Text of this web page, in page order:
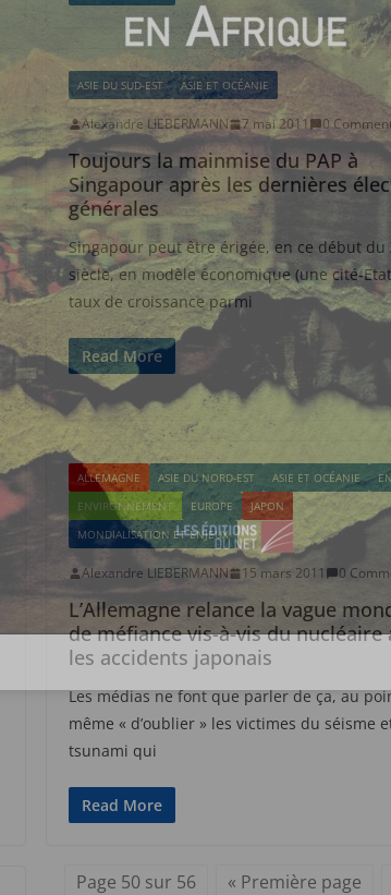
ASIE DU SUD-EST ASIE ET OCÉANIE
Alexandre LIEBERMANN 7 mai 2011 0
Toujours la mainmise du PAP à
Singapour après les dernières
générales
Singapour peut être érigée, en ce début du
siècle, en modèle économique (une cité-
taux de croissance parmi
Read More
ALLEMAGNE ASIE DU NORD-EST ASIE ET OCÉANIE
ENVIRONNEMENT
EUROPE
JAPON
MONDIALISATION ET ENJEUX
Alexandre LIEBERMANN 15 mars 2011 0
L’Allemagne relance la vague
de méfiance vis-à-vis du nucléaire
les accidents japonais
Les médias ne font que parler de ça, au
même « d’oublier » les victimes du séisme
tsunami qui
Read More
Page 50 sur 56 « Première page